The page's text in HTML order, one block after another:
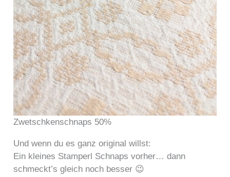
Zwetschkenschnaps 50%
Und wenn du es ganz original willst:
Ein kleines Stamperl Schnaps vorher… dann
schmeckt’s gleich noch besser 😉